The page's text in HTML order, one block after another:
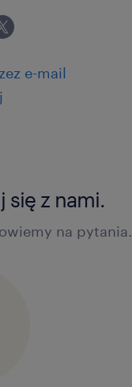
e-mail
się z nami.
na pytania.